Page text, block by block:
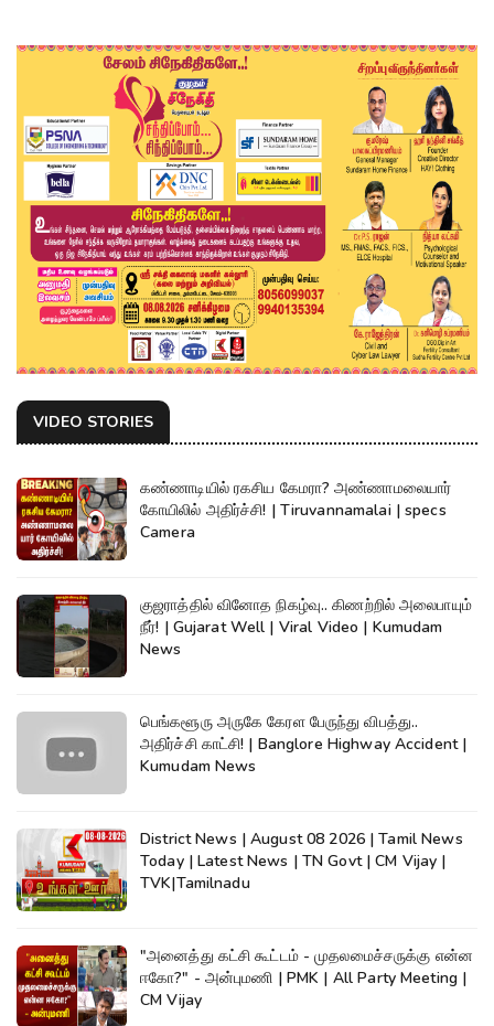
VIDEO STORIES
கண்ணாடியில் ரகசிய கேமரா? அண்ணாமலையார்
கோயிலில் அதிர்ச்சி! | Tiruvannamalai | specs
Camera
குஜராத்தில் வினோத நிகழ்வு.. கிணற்றில் அலைபாயும்
நீர்! | Gujarat Well | Viral Video | Kumudam
News
பெங்களூரு அருகே கேரள பேருந்து விபத்து..
அதிர்ச்சி காட்சி! | Banglore Highway Accident |
Kumudam News
District News | August 08 2026 | Tamil News
Today | Latest News | TN Govt | CM Vijay |
TVK|Tamilnadu
"அனைத்து கட்சி கூட்டம் - முதலமைச்சருக்கு என்ன
ஈகோ?" - அன்புமணி | PMK | All Party Meeting |
CM Vijay